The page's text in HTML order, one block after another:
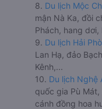
8. Du lịch Mộc
mận Nà Ka, đồi
Phách, hang
9. Du lịch Hải
Lan Hạ, đảo
Kênh,...
10. Du lịch Nghệ
quốc gia Pù
cánh đồng hoa